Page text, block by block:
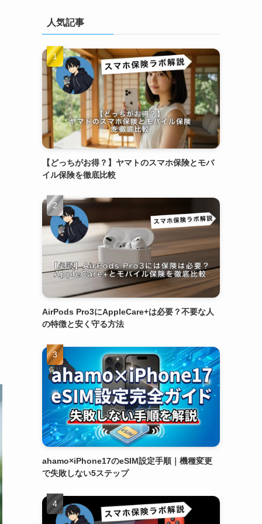
人気記事
【どっちがお得？】ヤマトのスマホ保険とモバ
イル保険を徹底比較
AirPods Pro3にAppleCare+は必要？不要な人
の特徴と安く守る方法
ahamo×iPhone17のeSIM設定手順｜機種変更
で失敗しない5ステップ